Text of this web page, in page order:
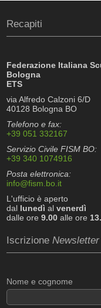
Recapiti
Federazione Italiana
Bologna
ETS
via Alfredo Calzoni 6/D
40128 Bologna BO
Telefono e fax:
+39 051 332167
Servizio Civile FISM BO:
+39 340 1074916
Posta elettronica:
info@fism.bo.it
L'ufficio è aperto
dal lunedì alvenerdì
dalle ore9.00 alle ore
IscrizioneNewsletter
Nome e cognome